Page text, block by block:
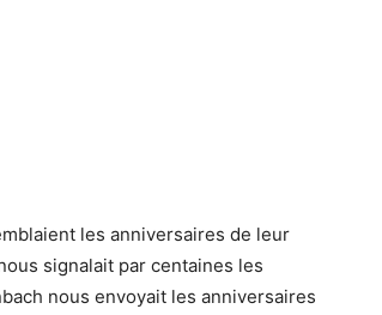
les anniversaires de leur
signalait par centaines les
nous envoyait les anniversaires